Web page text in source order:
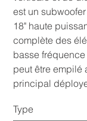
est un
18" haute
complète des
basse
peut être empilé
principal
Type